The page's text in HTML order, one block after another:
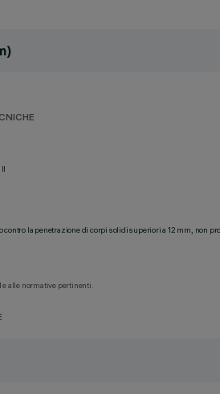
contro la penetrazione di corpi solidi superiori a 12 mm, non
alle normative pertinenti.